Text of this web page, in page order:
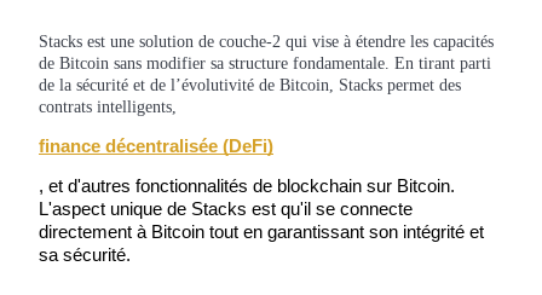
Futures USDC
Futures utilisant l'USDC comme garantie
Stacks est une solution de couche-2 qui vise à étendre les capacités
de Bitcoin sans modifier sa structure fondamentale. En tirant parti
de la sécurité et de l’évolutivité de Bitcoin, Stacks permet des
contrats intelligents,
finance décentralisée (DeFi)
, et d'autres fonctionnalités de blockchain sur Bitcoin.
L'aspect unique de Stacks est qu'il se connecte
directement à Bitcoin tout en garantissant son intégrité et
sa sécurité.